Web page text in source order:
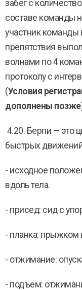
забег с
составе команды
участник команды
препятствия
волнами по 4
протоколу с
(Условия
дополнены позже
4.20. Берпи — это
быстрых
- исходное
вдоль тела.
- присед: сид с
- планка: прыжком
- отжимание:
- подъем: